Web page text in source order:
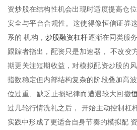
资炒股在结构性机会出现时适度提高仓
安全与平台合规性。这使得像恒信证券
系的 机构， 炒股融资杠杆逐渐在同类服
跟踪者指出，配资只是加速器， 不改变
期更关注短期收益，对模拟配资炒股的
指数稳定但内部结构复杂的阶段叠加高
位过重、缺乏止损纪律而遭遇较大回撤
过几轮行情洗礼之后， 开始主动控制杠
实践中形成了更适合自身节奏的模拟配